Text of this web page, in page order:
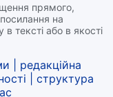
прямого,
на
в тексті або в якості
редакційна
структура